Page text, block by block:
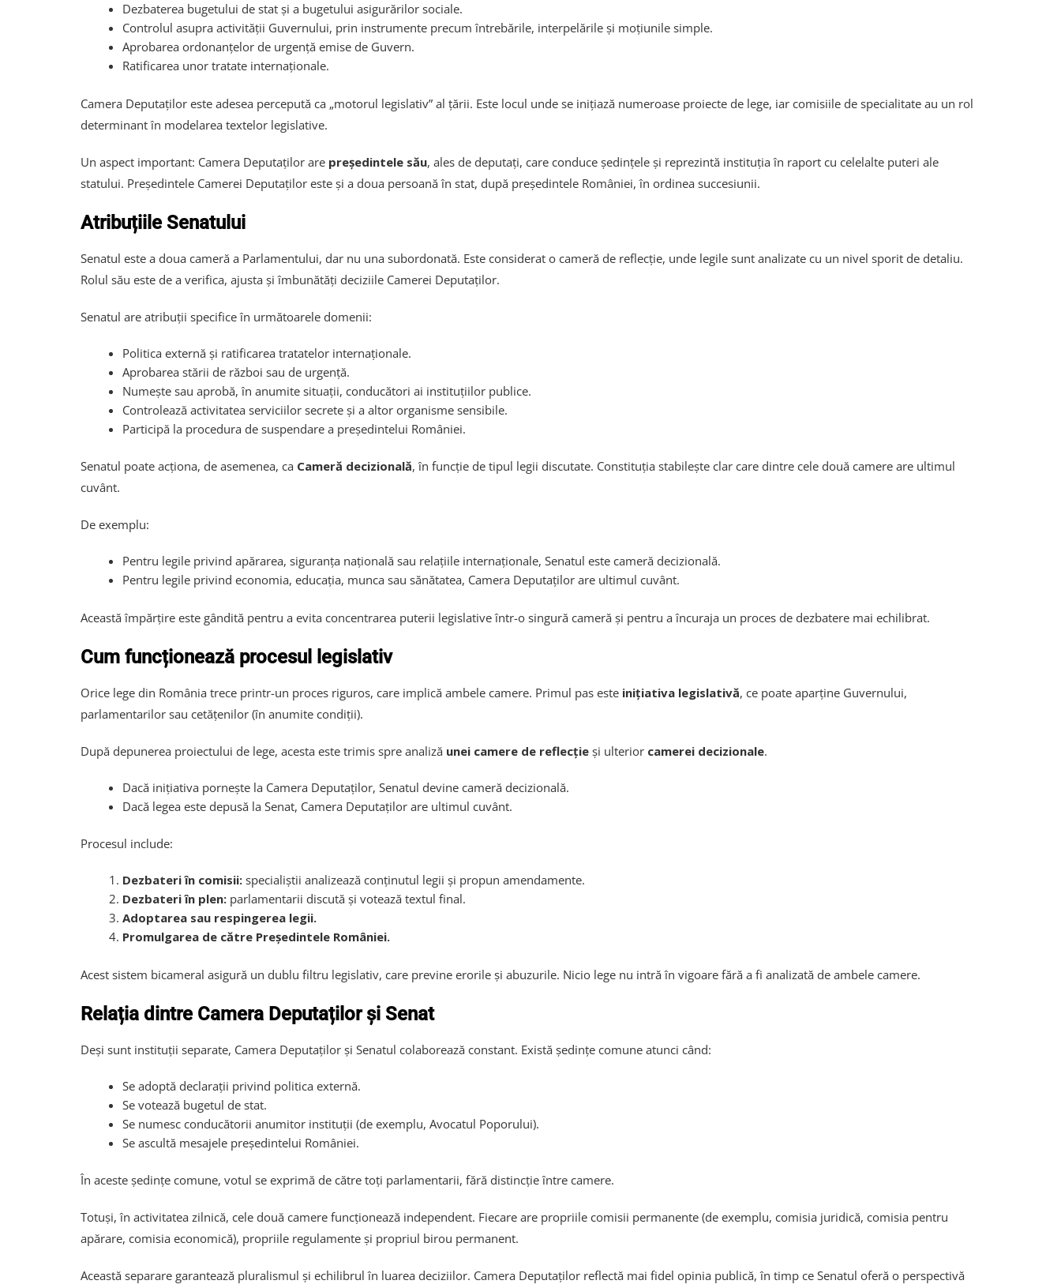
Dezbaterea bugetului de stat și a bugetului asigurărilor sociale.
Controlul asupra activității Guvernului, prin instrumente precum întrebările, interpelările și moțiunile simple.
Aprobarea ordonanțelor de urgență emise de Guvern.
Ratificarea unor tratate internaționale.
Camera Deputaților este adesea percepută ca „motorul legislativ” al țării. Este locul unde se inițiază numeroase proiecte de lege, iar comisiile de specialitate au un rol
determinant în modelarea textelor legislative.
Un aspect important: Camera Deputaților are președintele său, ales de deputați, care conduce ședințele și reprezintă instituția în raport cu celelalte puteri ale
statului. Președintele Camerei Deputaților este și a doua persoană în stat, după președintele României, în ordinea succesiunii.
Atribuțiile Senatului
Senatul este a doua cameră a Parlamentului, dar nu una subordonată. Este considerat o cameră de reflecție, unde legile sunt analizate cu un nivel sporit de detaliu.
Rolul său este de a verifica, ajusta și îmbunătăți deciziile Camerei Deputaților.
Senatul are atribuții specifice în următoarele domenii:
Politica externă și ratificarea tratatelor internaționale.
Aprobarea stării de război sau de urgență.
Numește sau aprobă, în anumite situații, conducători ai instituțiilor publice.
Controlează activitatea serviciilor secrete și a altor organisme sensibile.
Participă la procedura de suspendare a președintelui României.
Senatul poate acționa, de asemenea, ca Cameră decizională, în funcție de tipul legii discutate. Constituția stabilește clar care dintre cele două camere are ultimul
cuvânt.
De exemplu:
Pentru legile privind apărarea, siguranța națională sau relațiile internaționale, Senatul este cameră decizională.
Pentru legile privind economia, educația, munca sau sănătatea, Camera Deputaților are ultimul cuvânt.
Această împărțire este gândită pentru a evita concentrarea puterii legislative într-o singură cameră și pentru a încuraja un proces de dezbatere mai echilibrat.
Cum funcționează procesul legislativ
Orice lege din România trece printr-un proces riguros, care implică ambele camere. Primul pas este inițiativa legislativă, ce poate aparține Guvernului,
parlamentarilor sau cetățenilor (în anumite condiții).
După depunerea proiectului de lege, acesta este trimis spre analiză unei camere de reflecție și ulterior camerei decizionale.
Dacă inițiativa pornește la Camera Deputaților, Senatul devine cameră decizională.
Dacă legea este depusă la Senat, Camera Deputaților are ultimul cuvânt.
Procesul include:
Dezbateri în comisii: specialiștii analizează conținutul legii și propun amendamente.
Dezbateri în plen: parlamentarii discută și votează textul final.
Adoptarea sau respingerea legii.
Promulgarea de către Președintele României.
Acest sistem bicameral asigură un dublu filtru legislativ, care previne erorile și abuzurile. Nicio lege nu intră în vigoare fără a fi analizată de ambele camere.
Relația dintre Camera Deputaților și Senat
Deși sunt instituții separate, Camera Deputaților și Senatul colaborează constant. Există ședințe comune atunci când:
Se adoptă declarații privind politica externă.
Se votează bugetul de stat.
Se numesc conducătorii anumitor instituții (de exemplu, Avocatul Poporului).
Se ascultă mesajele președintelui României.
În aceste ședințe comune, votul se exprimă de către toți parlamentarii, fără distincție între camere.
Totuși, în activitatea zilnică, cele două camere funcționează independent. Fiecare are propriile comisii permanente (de exemplu, comisia juridică, comisia pentru
apărare, comisia economică), propriile regulamente și propriul birou permanent.
Această separare garantează pluralismul și echilibrul în luarea deciziilor. Camera Deputaților reflectă mai fidel opinia publică, în timp ce Senatul oferă o perspectivă